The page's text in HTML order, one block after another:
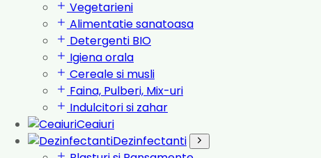
Vegetarieni
Alimentatie sanatoasa
Detergenti BIO
Igiena orala
Cereale si musli
Faina, Pulberi, Mix-uri
Indulcitori si zahar
Ceaiuri
Dezinfectanti